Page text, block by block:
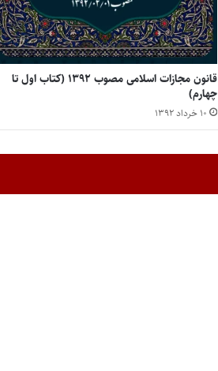
قانون مجازات اسلامی مصوب ۱۳۹۲ (کتاب اول تا
چهارم)
۱۰ خرداد ۱۳۹۲